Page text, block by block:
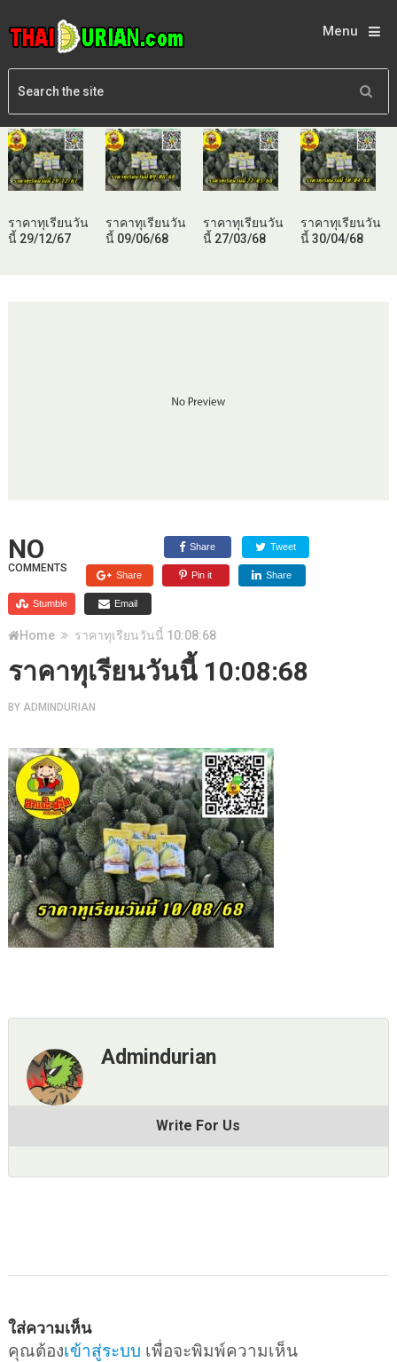
Menu
ราคาทุเรียนวัน
นี้ 29/12/67
ราคาทุเรียนวัน
นี้ 09/06/68
ราคาทุเรียนวัน
นี้ 27/03/68
ราคาทุเรียนวัน
นี้ 30/04/68
NO
COMMENTS
Share Tweet
Share Pin it Share
Stumble Email
Home ราคาทุเรียนวันนี้ 10:08:68
ราคาทุเรียนวันนี้ 10:08:68
BY ADMINDURIAN
Admindurian
Write For Us
ใส่ความเห็น
คุณต้องเข้าสู่ระบบ เพื่อจะพิมพ์ความเห็น